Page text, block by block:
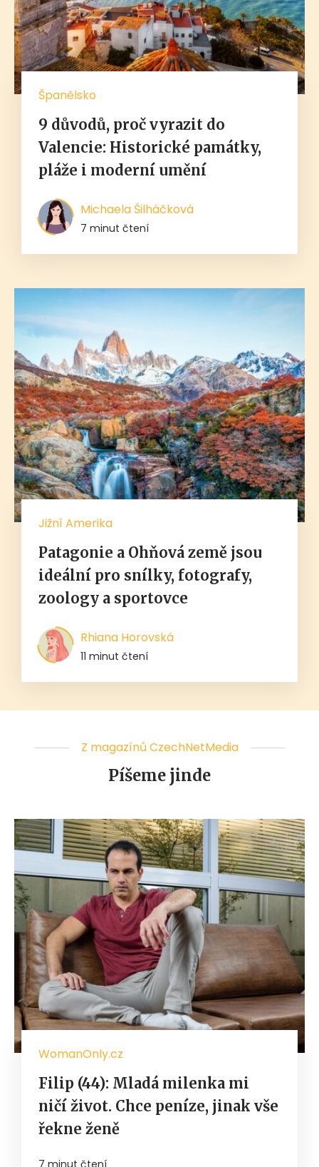
Španělsko
9 důvodů, proč vyrazit do
Valencie: Historické památky,
pláže i moderní umění
Michaela Šilháčková
7 minut čtení
Jižní Amerika
Patagonie a Ohňová země jsou
ideální pro snílky, fotografy,
zoology a sportovce
Rhiana Horovská
11 minut čtení
Z magazínů CzechNetMedia
Píšeme jinde
WomanOnly.cz
Filip (44): Mladá milenka mi
ničí život. Chce peníze, jinak vše
řekne ženě